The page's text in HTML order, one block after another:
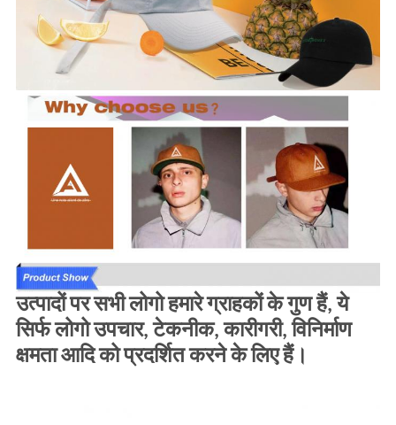
उत्पादों पर सभी लोगो हमारे ग्राहकों के गुण हैं, ये
सिर्फ लोगो उपचार, टेकनीक, कारीगरी, विनिर्माण
क्षमता आदि को प्रदर्शित करने के लिए हैं।